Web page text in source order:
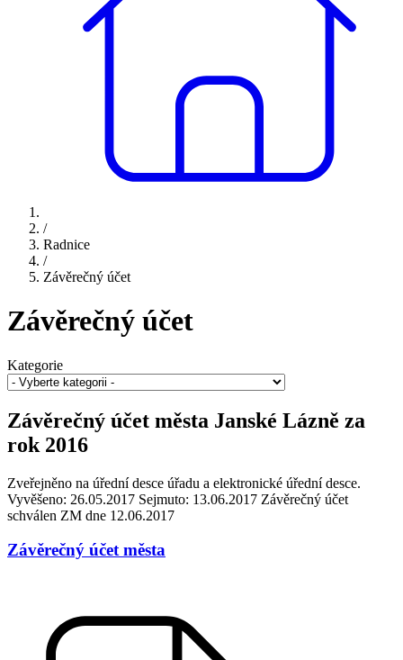
/
Radnice
/
Závěrečný účet
Závěrečný účet
Kategorie
Závěrečný účet města Janské Lázně za
rok 2016
Zveřejněno na úřední desce úřadu a elektronické úřední desce.
Vyvěšeno: 26.05.2017 Sejmuto: 13.06.2017 Závěrečný účet
schválen ZM dne 12.06.2017
Závěrečný účet města